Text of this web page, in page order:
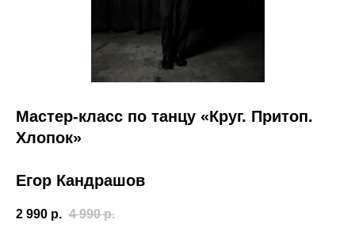
Мастер-класс по танцу «Круг. Притоп.
Хлопок»
Егор Кандрашов
2 990 р. 4 990 р.